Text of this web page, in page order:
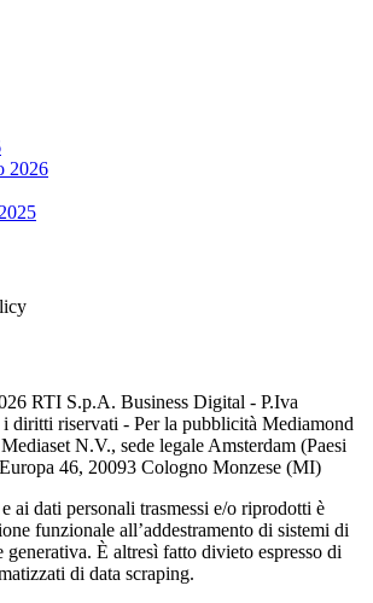
2026
RTI S.p.A. Business Digital - P.Iva
diritti riservati - Per la pubblicità Mediamond
N.V., sede legale Amsterdam (Paesi
46, 20093 Cologno Monzese (MI)
ai dati personali trasmessi e/o riprodotti è
funzionale all’addestramento di sistemi di
È altresì fatto divieto espresso di
di data scraping.